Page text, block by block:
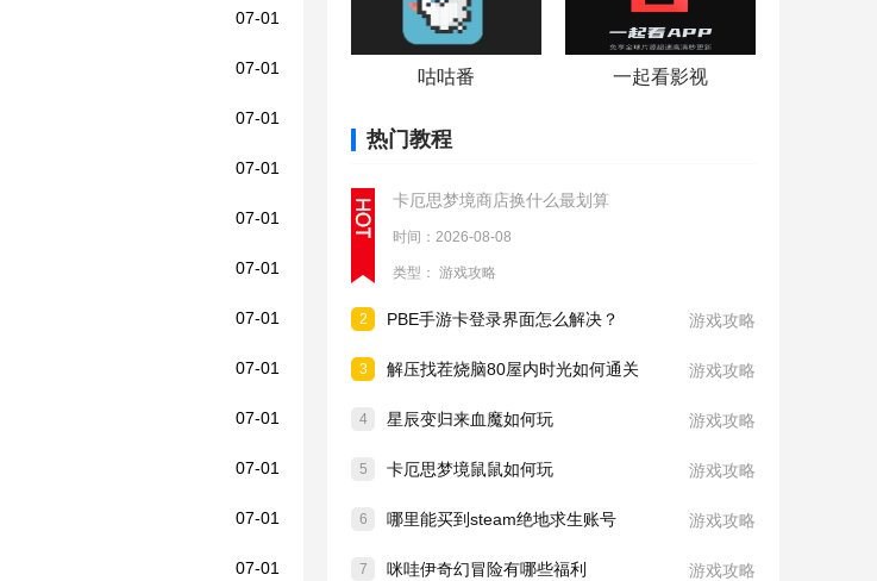
07-01
07-01
07-01
07-01
07-01
07-01
07-01
07-01
07-01
07-01
07-01
07-01
咕咕番 一起看影视
热门教程
卡厄思梦境商店换什么最划算
时间：2026-08-08
类型： 游戏攻略
2 PBE手游卡登录界面怎么解决？ 游戏攻略
3 解压找茬烧脑80屋内时光如何通关 游戏攻略
4 星辰变归来血魔如何玩 游戏攻略
5 卡厄思梦境鼠鼠如何玩 游戏攻略
6 哪里能买到steam绝地求生账号 游戏攻略
7 咪哇伊奇幻冒险有哪些福利 游戏攻略